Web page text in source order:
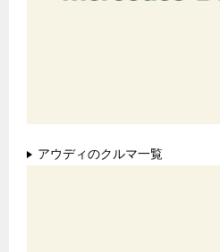
アウディのクルマ一覧